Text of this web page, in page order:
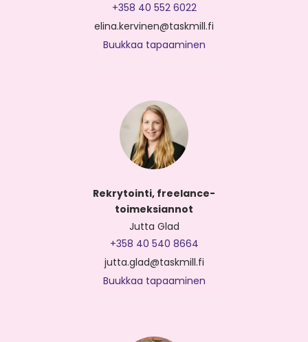
+358 40 552 6022
elina.kervinen@taskmill.fi
Buukkaa tapaaminen
Rekrytointi, freelance-
toimeksiannot
Jutta Glad
+358 40 540 8664
jutta.glad@taskmill.fi
Buukkaa tapaaminen